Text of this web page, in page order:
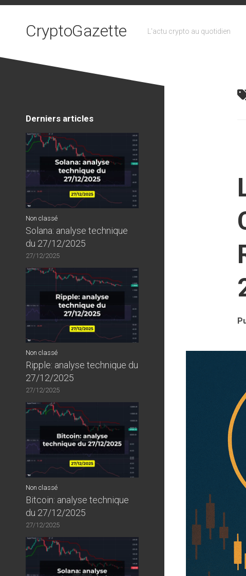
Skip
CryptoGazette L'actu crypto au quotidien
Derniers articles
Non classé
Solana: analyse technique
du 27/12/2025
27/12/2025
Non classé
Ripple: analyse technique du
27/12/2025
27/12/2025
Non classé
Bitcoin: analyse technique
du 27/12/2025
27/12/2025